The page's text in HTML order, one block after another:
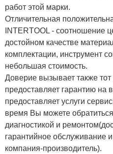
работ этой марки.
Отличительная
INTERTOOL - соотношение
достойном качестве
комплектации, инструмент
небольшая стоимость.
Доверие вызывает также тот
предоставляет гарантию на
предоставляет услуги
время Вы можете обратиться
диагностикой и
гарантийное обслуживание
компания-производитель).